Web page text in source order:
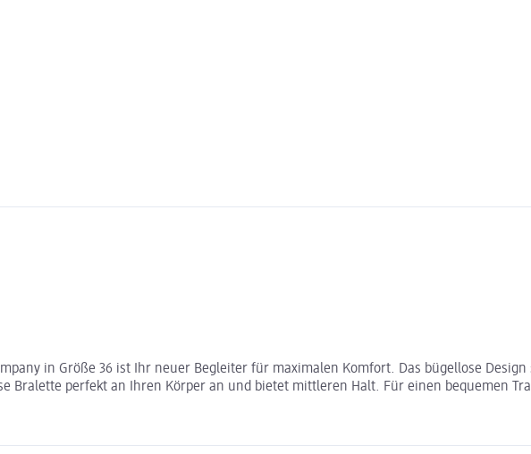
in Größe 36 ist Ihr neuer Begleiter für maximalen Komfort. Das bügellose
Bralette perfekt an Ihren Körper an und bietet mittleren Halt. Für einen bequemen